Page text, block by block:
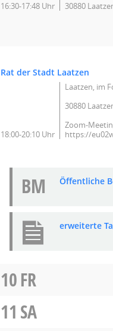
16:30-17:48 Uhr
30880
Rat der Stadt Laatzen
18:00-20:10 Uhr
Laatzen, im
30880
Zoom-
https://
BM Öffentliche
erweiterte
10FR
11 SA